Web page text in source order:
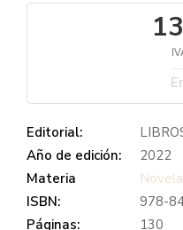
Editorial:
Año de edición:
2022
Materia
ISBN:
978-
Páginas:
130